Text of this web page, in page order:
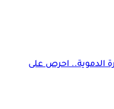
الدموية.. احرص على